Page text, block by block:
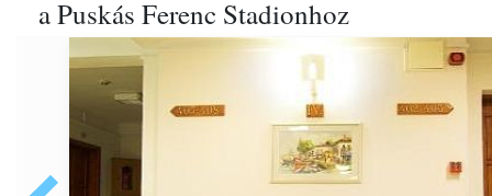
a Puskás Ferenc Stadionhoz